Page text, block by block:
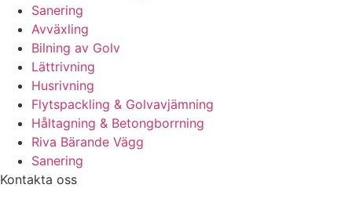
Sanering
Avväxling
Bilning av Golv
Lättrivning
Husrivning
Flytspackling & Golvavjämning
Håltagning & Betongborrning
Riva Bärande Vägg
Sanering
Kontakta oss